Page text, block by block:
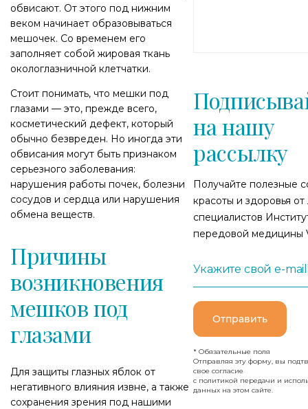
обвисают. От этого под нижним
веком начинает образовываться
мешочек. Со временем его
заполняет собой жировая ткань
окологлазничной клетчатки.
Стоит понимать, что мешки под
глазами — это, прежде всего,
косметический дефект, который
обычно безвреден. Но иногда эти
обвисания могут быть признаком
серьезного заболевания:
нарушения работы почек, болезни
сосудов и сердца или нарушения
обмена веществ.
Причины
возникновения
мешков под
глазами
Для защиты глазных яблок от
негативного влияния извне, а также
сохранения зрения под нашими
на нашу
рассылку
Получайте полезные
красоты и здоровья
специалистов
передовой медицины
Укажите свой e-
Отправить
* Обязательные поля
Отправляя эту форму, вы
свое согласие
с политикой передачи и
данных на этом сайте.